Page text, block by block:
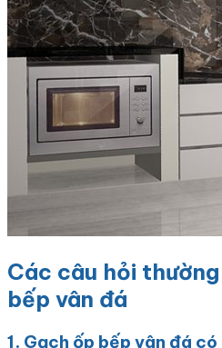
Các câu hỏi
bếp vân đá
1. Gạch ốp bếp vân đá